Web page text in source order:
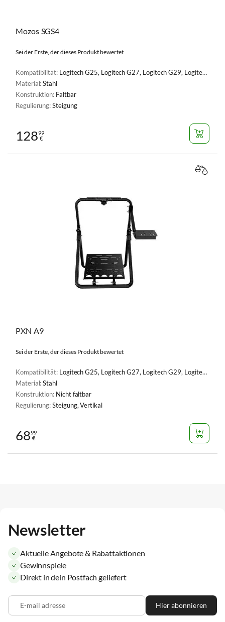
Mozos SGS4
Sei der Erste, der dieses Produkt bewertet
Kompatibilität: Logitech G25, Logitech G27, Logitech G29, Logitech G920 Racing Wheel, MOZA R3, MOZA R12, MOZA R16, MOZA R5, Fanatec ClubSport DD/DD+, MOZA R9, Logitech G PRO, MOZA R21
Material:Stahl
Konstruktion: Faltbar
Regulierung:Steigung
12899
€
PXN A9
Sei der Erste, der dieses Produkt bewertet
Kompatibilität: Logitech G25, Logitech G27, Logitech G29, Logitech G920 Racing Wheel, Logitech G923, PXN V10, PXN V3, PXN V9, PXN V900, Thrustmaster Ferrari 458, Thrustmaster T150, Thrustmaster T248, Thrustmaster T248X, Thrustmaster T300 Ferrari, Thrustmaster T300RS, Thrustmaster T300RS GT, Thrustmaster T80, Thrustmaster T-GT, Thrustmaster TMX, Thrustmaster TMX PRO, Thrustmaster TS-PC, Thrustmaster TS-XW, Thrustmaster TX
Material:Stahl
Konstruktion: Nicht faltbar
Regulierung:Steigung, Vertikal
6899
€
Newsletter
Aktuelle Angebote & Rabattaktionen
Gewinnspiele
Direkt in dein Postfach geliefert
E-mail adresse Hier abonnieren